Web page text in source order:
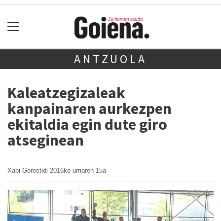
ANTZUOLA
Kaleatzegizaleak
kanpainaren aurkezpen
ekitaldia egin dute giro
atseginean
Xabi Gorostidi 2016ko urriaren 15a